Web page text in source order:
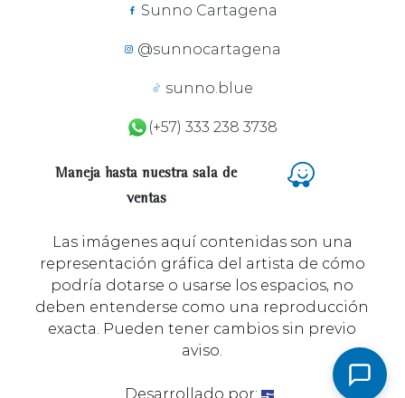
Sunno Cartagena
@sunnocartagena
sunno.blue
(+57) 333 238 3738
Maneja hasta nuestra sala de
ventas
Las imágenes aquí contenidas son una
representación gráfica del artista de cómo
podría dotarse o usarse los espacios, no
deben entenderse como una reproducción
exacta. Pueden tener cambios sin previo
aviso.
Desarrollado por: